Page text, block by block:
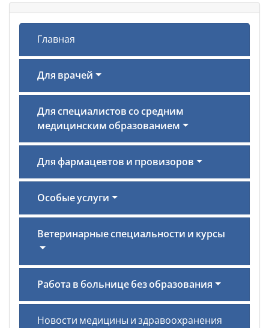
Главная
Для врачей
Для специалистов со средним
медицинским образованием
Для фармацевтов и провизоров
Особые услуги
Ветеринарные специальности и курсы
Работа в больнице без образования
Новости медицины и здравоохранения